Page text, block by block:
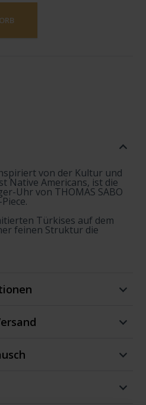
von der Kultur und
Native Americans, ist die
Uhr von THOMAS SABO
Türkises auf dem
feinen Struktur die